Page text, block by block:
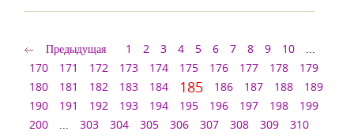
Предыдущая 1 2 3 4 5 6 7 8 9 10
...
170
171 172 173 174 175 176 177 178
179
180
181 182 183 184 185 186 187 188
189
190
191 192 193 194 195 196 197 198
199
200
... 303 304 305 306 307 308 309
310